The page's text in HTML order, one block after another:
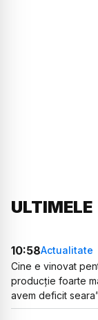
ULTIMELE
10:58Actualitate
Cine e vinovat
producție foarte
avem deficit